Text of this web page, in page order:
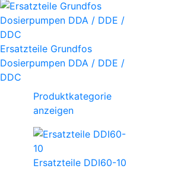
Ersatzteile Grundfos
Dosierpumpen DDA / DDE /
DDC
Produktkategorie
anzeigen
Ersatzteile DDI60-10